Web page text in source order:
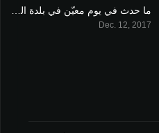
Dec. 12, 2017